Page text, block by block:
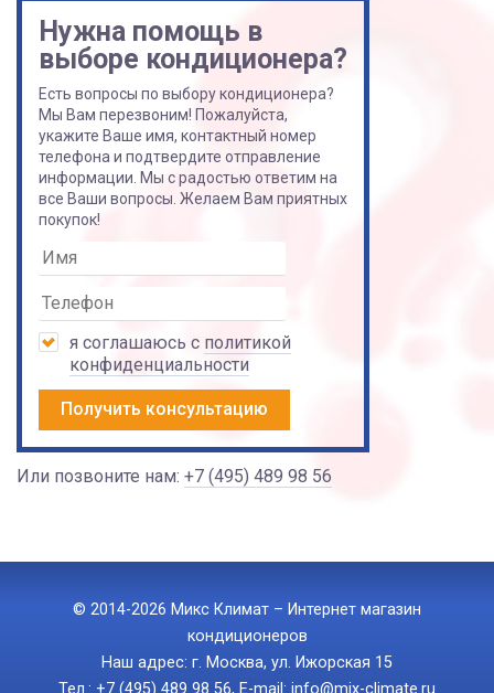
Нужна помощь в
выборе кондиционера?
Есть вопросы по выбору кондиционера?
Мы Вам перезвоним! Пожалуйста,
укажите Ваше имя, контактный номер
телефона и подтвердите отправление
информации. Мы с радостью ответим на
все Ваши вопросы. Желаем Вам приятных
покупок!
я соглашаюсь с политикой
конфиденциальности
Получить консультацию
Или позвоните нам: +7 (495) 489 98 56
© 2014-2026 Микс Климат – Интернет магазин
кондиционеров
Наш адрес: г. Москва, ул. Ижорская 15
Тел.: +7 (495) 489 98 56, E-mail: info@mix-climate.ru